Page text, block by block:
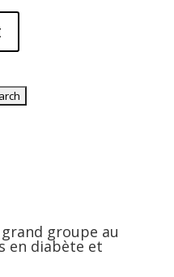
groupe au
en diabète et